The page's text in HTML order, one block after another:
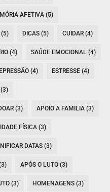
AFETIVA (5)
(5) DICAS (5) CUIDAR (4)
(4) SAÚDE EMOCIONAL (4)
(4) ESTRESSE (4)
(3)
(3) APOIO A FAMILIA (3)
FÍSICA (3)
DATAS (3)
APÓS O LUTO (3)
(3) HOMENAGENS (3)